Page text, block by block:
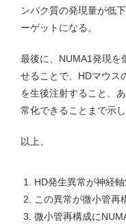
ンパク質の発現量が低
ーゲットになる。
最後に、NUMA1発現を
せることで、HDマウス
を生後注射すること、
常化できることまで示し
以上、
HD発生異常が神経
この異常が微小管再
微小管再構成に